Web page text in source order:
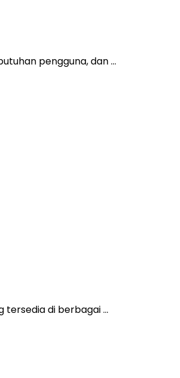
pengguna, dan ...
tersedia di berbagai ...